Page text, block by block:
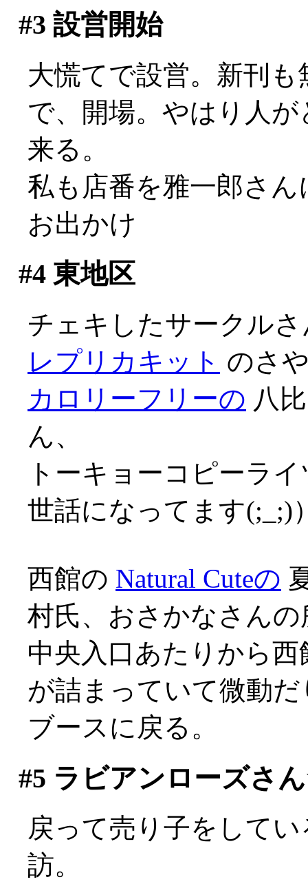
#3 設営開始
大慌てで設営。新刊
で、開場。やはり人
来る。
私も店番を雅一郎さ
お出かけ
#4東地区
チェキしたサークル
レプリカキット のさ
カロリーフリーの 八
ん、
トーキョーコピーラ
世話になってます(;_;)
西館の Natural Cuteの
村氏、おさかなさん
中央入口あたりから
が詰まっていて微動
ブースに戻る。
#5 ラビアンローズさ
戻って売り子をして
訪。